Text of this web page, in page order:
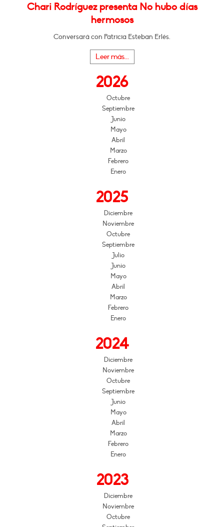
Chari Rodríguez presenta No hubo días
hermosos
Conversará con Patricia Esteban Erlés.
Leer más...
2026
Octubre
Septiembre
Junio
Mayo
Abril
Marzo
Febrero
Enero
2025
Diciembre
Noviembre
Octubre
Septiembre
Julio
Junio
Mayo
Abril
Marzo
Febrero
Enero
2024
Diciembre
Noviembre
Octubre
Septiembre
Junio
Mayo
Abril
Marzo
Febrero
Enero
2023
Diciembre
Noviembre
Octubre